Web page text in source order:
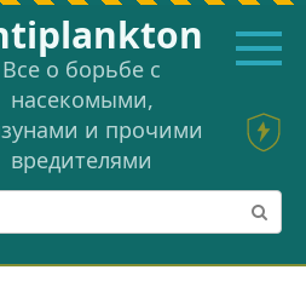
Все о борьбе с
насекомыми,
и прочими
вредителями